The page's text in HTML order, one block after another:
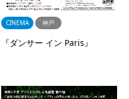
CINEMA 神戸
『ダンサー イン Paris』